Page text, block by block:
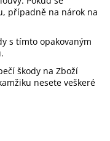
případně na nárok na
s tímto opakovaným
škody na Zboží
nesete veškeré